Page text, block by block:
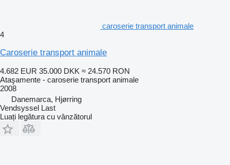
caroserie transport animale
4
Caroserie transport animale
4.682 EUR 35.000 DKK ≈ 24.570 RON
Ataşamente - caroserie transport animale
2008
Danemarca, Hjørring
Vendsyssel Last
Luați legătura cu vânzătorul